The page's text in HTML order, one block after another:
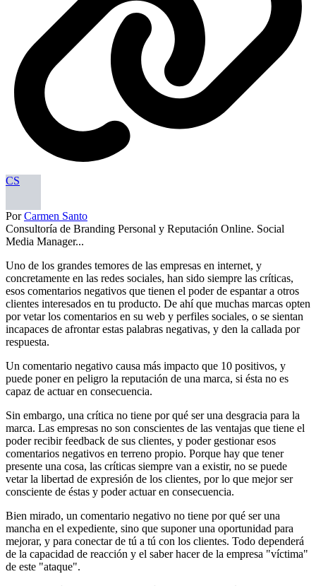
CS
PorCarmen Santo
Consultoría de Branding Personal y Reputación Online. Social
Media Manager...
Uno de los grandes temores de las empresas en internet, y
concretamente en las redes sociales, han sido siempre las críticas,
esos comentarios negativos que tienen el poder de espantar a otros
clientes interesados en tu producto. De ahí que muchas marcas opten
por vetar los comentarios en su web y perfiles sociales, o se sientan
incapaces de afrontar estas palabras negativas, y den la callada por
respuesta.
Un comentario negativo causa más impacto que 10 positivos, y
puede poner en peligro la reputación de una marca, si ésta no es
capaz de actuar en consecuencia.
Sin embargo, una crítica no tiene por qué ser una desgracia para la
marca. Las empresas no son conscientes de las ventajas que tiene el
poder recibir feedback de sus clientes, y poder gestionar esos
comentarios negativos en terreno propio. Porque hay que tener
presente una cosa, las críticas siempre van a existir, no se puede
vetar la libertad de expresión de los clientes, por lo que mejor ser
consciente de éstas y poder actuar en consecuencia.
Bien mirado, un comentario negativo no tiene por qué ser una
mancha en el expediente, sino que suponer una oportunidad para
mejorar, y para conectar de tú a tú con los clientes. Todo dependerá
de la capacidad de reacción y el saber hacer de la empresa "víctima"
de este "ataque".